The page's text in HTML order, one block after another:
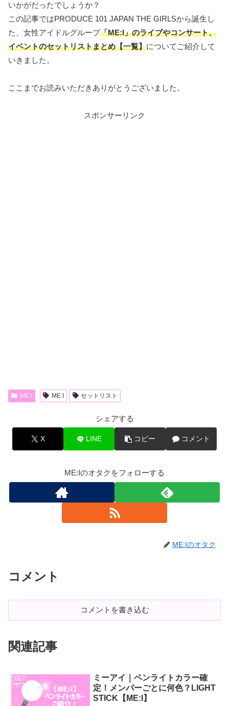
いかがだったでしょうか？
この記事ではPRODUCE 101 JAPAN THE GIRLSから誕生し
た、女性アイドルグループ「ME:I」のライブやコンサート、
イベントのセットリストまとめ【一覧】についてご紹介して
いきました。
ここまでお読みいただきありがとうございました。
スポンサーリンク
ME:I ME:I セットリスト
シェアする
X LINE コピー コメント
ME:Iのオタクをフォローする
ME:Iのオタク
コメント
コメントを書き込む
関連記事
ME:I
ミーアイ｜ペンライトカラー確
定！メンバーごとに何色？LIGHT
STICK【ME:I】